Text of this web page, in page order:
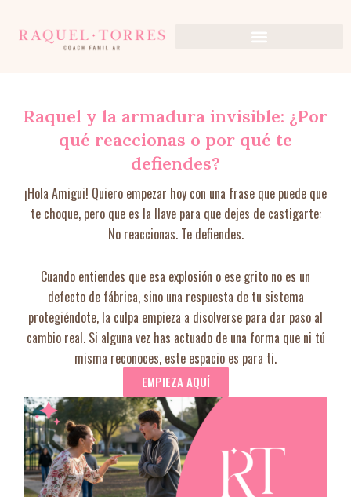
contenido
Raquel y la armadura invisible: ¿Por
qué reaccionas o por qué te
defiendes?
¡Hola Amigui! Quiero empezar hoy con una frase que puede que
te choque, pero que es la llave para que dejes de castigarte:
No reaccionas. Te defiendes.
Cuando entiendes que esa explosión o ese grito no es un
defecto de fábrica, sino una respuesta de tu sistema
protegiéndote, la culpa empieza a disolverse para dar paso al
cambio real. Si alguna vez has actuado de una forma que ni tú
misma reconoces, este espacio es para ti.
EMPIEZA AQUÍ